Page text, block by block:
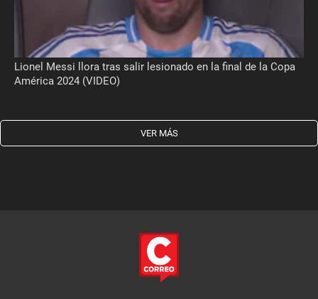
Lionel Messi llora tras salir lesionado en la final de la Copa
América 2024 (VIDEO)
VER MÁS